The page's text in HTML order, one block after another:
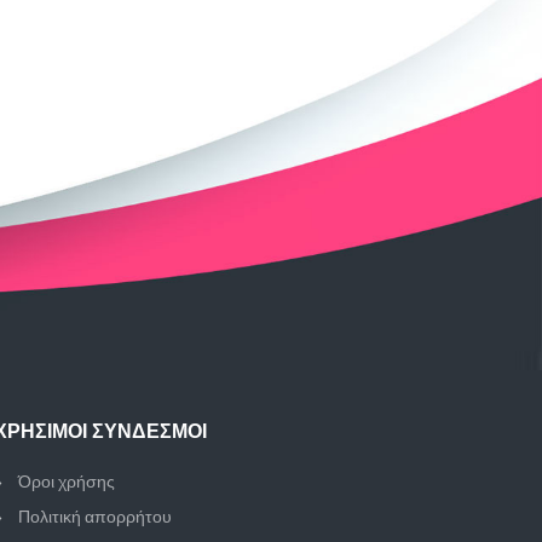
ΣΎΝΔΕΣΜΟΙ
Όροι χρήσης
Πολιτική απορρήτου